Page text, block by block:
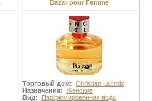
Bazar pour Femme
Торговый дом: Christian Lacroix
Назначения: Женские
Вид: Парфюмированная вода